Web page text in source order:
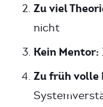
Zu viel
nicht
Kein Mentor:
Zu früh volle